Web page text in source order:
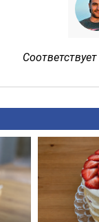
Соответствует